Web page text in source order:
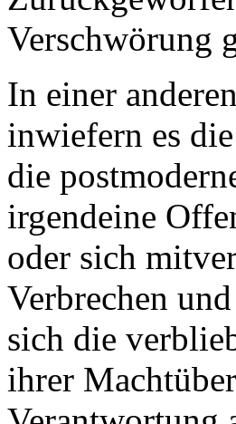
Verschwörung
In einer
inwiefern es
die
irgendeine
oder sich
Verbrechen
sich die
ihrer